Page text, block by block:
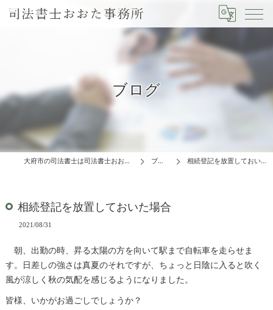
ブログ
大府市の司法書士は司法書士おおた事務所 ブログ 相続登記を放置しておいた場合
相続登記を放置しておいた場合
2021/08/31
朝、出勤の時、昇る太陽の方を向いて駅まで自転車を走らせま
す。日差しの強さは真夏のそれですが、ちょっと日陰に入ると吹く
風が涼しく秋の気配を感じるようになりました。
皆様、いかがお過ごしでしょうか？